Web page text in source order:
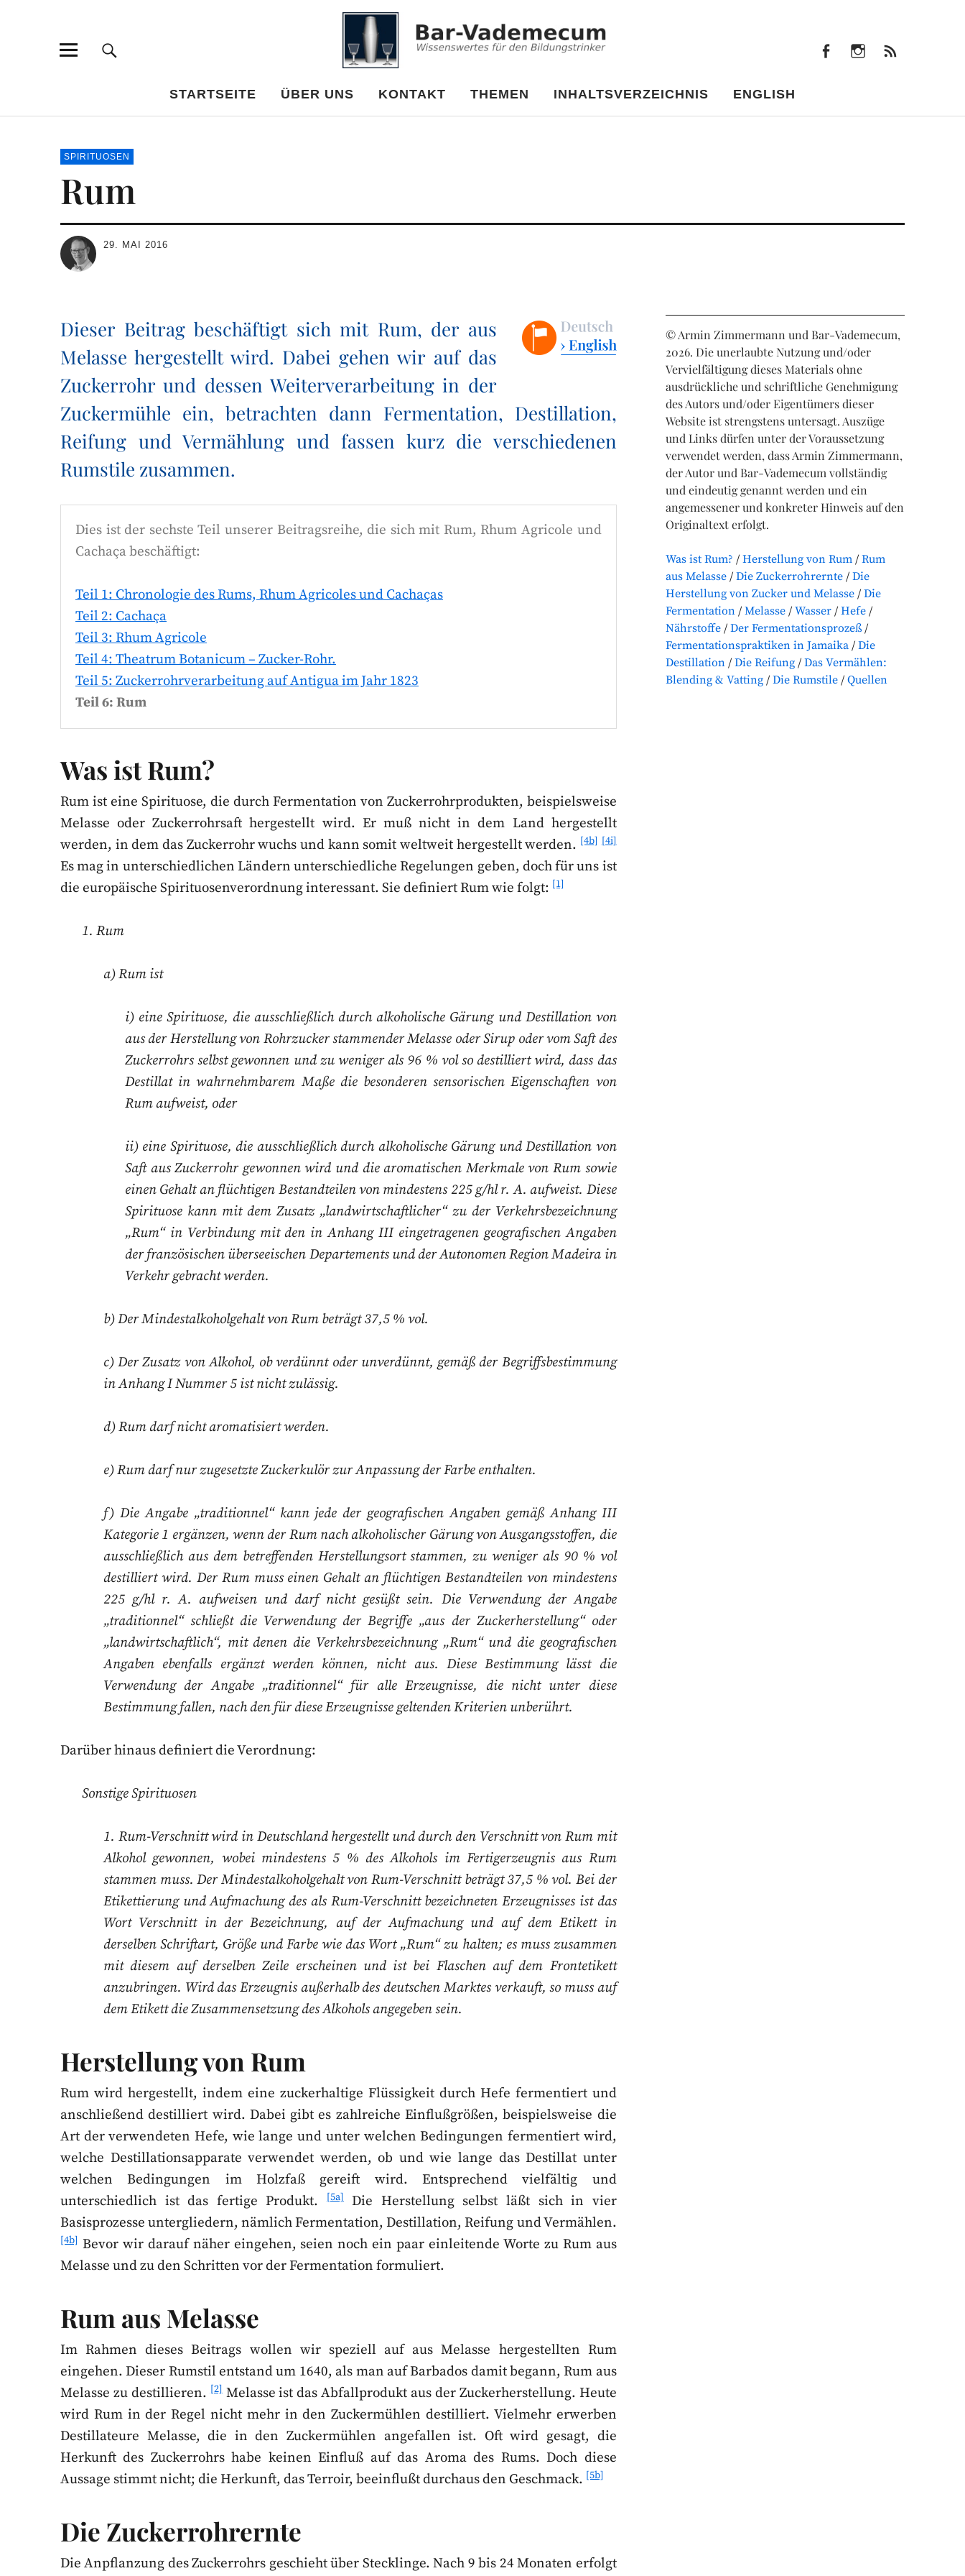
Bar-Vademecum
STARTSEITE ÜBER UNS KONTAKT THEMEN INHALTSVERZEICHNIS ENGLISH
SPIRITUOSEN
Rum
29. MAI 2016
Dieser Beitrag beschäftigt sich mit Rum, der aus
Melasse hergestellt wird. Dabei gehen wir auf das
Zuckerrohr und dessen Weiterverarbeitung in der
Zuckermühle ein, betrachten dann Fermentation, Destillation,
Reifung und Vermählung und fassen kurz die verschiedenen
Rumstile zusammen.
Dies ist der sechste Teil unserer Beitragsreihe, die sich mit Rum, Rhum Agricole und
Cachaça beschäftigt:
Teil 1: Chronologie des Rums, Rhum Agricoles und Cachaças
Teil 2: Cachaça
Teil 3: Rhum Agricole
Teil 4: Theatrum Botanicum – Zucker-Rohr.
Teil 5: Zuckerrohrverarbeitung auf Antigua im Jahr 1823
Teil 6: Rum
Was ist Rum?
Rum ist eine Spirituose, die durch Fermentation von Zuckerrohrprodukten, beispielsweise
Melasse oder Zuckerrohrsaft hergestellt wird. Er muß nicht in dem Land hergestellt
werden, in dem das Zuckerrohr wuchs und kann somit weltweit hergestellt werden. [4b] [4i]
Es mag in unterschiedlichen Ländern unterschiedliche Regelungen geben, doch für uns ist
die europäische Spirituosenverordnung interessant. Sie definiert Rum wie folgt: [1]
1. Rum
a) Rum ist
i) eine Spirituose, die ausschließlich durch alkoholische Gärung und Destillation von
aus der Herstellung von Rohrzucker stammenderMelasse oder Sirup oder vom Saft des
Zuckerrohrs selbst gewonnen und zu weniger als 96 % vol so destilliert wird, dass das
Destillat in wahrnehmbarem Maße die besonderen sensorischen Eigenschaften von
Rum aufweist, oder
ii) eine Spirituose, die ausschließlich durch alkoholische Gärung und Destillation von
Saft aus Zuckerrohr gewonnen wird und die aromatischen Merkmale von Rum sowie
einen Gehalt an flüchtigen Bestandteilen von mindestens 225 g/hl r. A. aufweist. Diese
Spirituose kann mit dem Zusatz „landwirtschaftlicher“ zu der Verkehrsbezeichnung
„Rum“ in Verbindung mit den in Anhang III eingetragenen geografischen Angaben
der französischen überseeischen Departements und der Autonomen Region Madeira in
Verkehr gebracht werden.
b) Der Mindestalkoholgehalt von Rum beträgt 37,5 % vol.
c) Der Zusatz von Alkohol, ob verdünnt oder unverdünnt, gemäß der Begriffsbestimmung
in Anhang I Nummer 5 ist nicht zulässig.
d) Rum darf nicht aromatisiert werden.
e) Rum darf nur zugesetzte Zuckerkulör zur Anpassung der Farbe enthalten.
f) Die Angabe „traditionnel“ kann jede der geografischen Angaben gemäßAnhang III
Kategorie 1 ergänzen, wenn der Rum nach alkoholischer Gärung von Ausgangsstoffen, die
ausschließlich aus dem betreffenden Herstellungsort stammen, zu weniger als 90 % vol
destilliert wird. Der Rum muss einen Gehalt an flüchtigen Bestandteilen von mindestens
225 g/hl r. A. aufweisen und darf nicht gesüßt sein. Die Verwendung derAngabe
„traditionnel“ schließt die Verwendung der Begriffe „aus der Zuckerherstellung“ oder
„landwirtschaftlich“, mit denen die Verkehrsbezeichnung „Rum“ und die geografischen
Angaben ebenfalls ergänzt werden können, nicht aus. Diese Bestimmung lässt die
Verwendung der Angabe „traditionnel“ für alle Erzeugnisse, die nicht unter diese
Bestimmung fallen, nach den für diese Erzeugnisse geltenden Kriterien unberührt.
Darüber hinaus definiert die Verordnung:
Sonstige Spirituosen
1. Rum-Verschnitt wird in Deutschland hergestellt und durch den Verschnitt von Rum mit
Alkohol gewonnen, wobei mindestens 5 % des Alkohols im Fertigerzeugnis aus Rum
stammen muss. Der Mindestalkoholgehalt von Rum-Verschnitt beträgt 37,5 % vol. Bei der
Etikettierung und Aufmachung des als Rum-Verschnitt bezeichneten Erzeugnisses ist das
Wort Verschnitt in der Bezeichnung, auf der Aufmachung und auf dem Etikett in
derselben Schriftart, Größe und Farbe wie das Wort „Rum“ zu halten; es muss zusammen
mit diesem auf derselben Zeile erscheinen und ist bei Flaschen auf dem Frontetikett
anzubringen. Wird das Erzeugnis außerhalb des deutschen Marktes verkauft, so muss auf
dem Etikett die Zusammensetzung des Alkohols angegeben sein.
Herstellung von Rum
Rum wird hergestellt, indem eine zuckerhaltige Flüssigkeit durch Hefe fermentiert und
anschließend destilliert wird. Dabei gibt es zahlreiche Einflußgrößen, beispielsweise die
Art der verwendeten Hefe, wie lange und unter welchen Bedingungen fermentiert wird,
welche Destillationsapparate verwendet werden, ob und wie lange das Destillat unter
welchen Bedingungen im Holzfaß gereift wird. Entsprechend vielfältig und
unterschiedlich ist das fertige Produkt.[5a]Die Herstellung selbst läßt sich in vier
Basisprozesse untergliedern, nämlich Fermentation, Destillation, Reifung und Vermählen.
[4b] Bevor wir darauf näher eingehen, seien noch ein paar einleitende Worte zu Rum aus
Melasse und zu den Schritten vor der Fermentation formuliert.
Rum aus Melasse
Im Rahmen dieses Beitrags wollen wir speziell auf aus Melasse hergestellten Rum
eingehen. Dieser Rumstil entstand um 1640, als man auf Barbados damit begann, Rum aus
Melasse zu destillieren.[2]Melasse ist das Abfallprodukt aus der Zuckerherstellung. Heute
wird Rum in der Regel nicht mehr in den Zuckermühlen destilliert. Vielmehr erwerben
Destillateure Melasse, die in den Zuckermühlen angefallen ist. Oft wird gesagt, die
Herkunft des Zuckerrohrs habe keinen Einfluß auf das Aroma des Rums. Doch diese
Aussage stimmt nicht; die Herkunft, das Terroir, beeinflußt durchaus den Geschmack. [5b]
Die Zuckerrohrernte
Die Anpflanzung des Zuckerrohrs geschieht über Stecklinge. Nach 9 bis 24 Monaten erfolgt
© Armin Zimmermann und Bar-Vademecum,
2026. Die unerlaubte Nutzung und/oder
Vervielfältigung dieses Materials ohne
ausdrückliche und schriftliche Genehmigung
des Autors und/oder Eigentümers dieser
Website ist strengstens untersagt. Auszüge
und Links dürfen unter der Voraussetzung
verwendet werden, dass Armin Zimmermann,
der Autor und Bar-Vademecum vollständig
und eindeutig genannt werden und ein
angemessener und konkreter Hinweis auf den
Originaltext erfolgt.
Was ist Rum? Herstellung von Rum
Rum
aus Melasse
Die Zuckerrohrernte
Die
Herstellung von Zucker und Melasse
Die
Fermentation
Melasse Wasser
Hefe
Nährstoffe
Der Fermentationsprozeß
Fermentationspraktiken in Jamaika
Die
Destillation
Die Reifung
Das Vermählen:
Blending & Vatting
Die Rumstile Quellen